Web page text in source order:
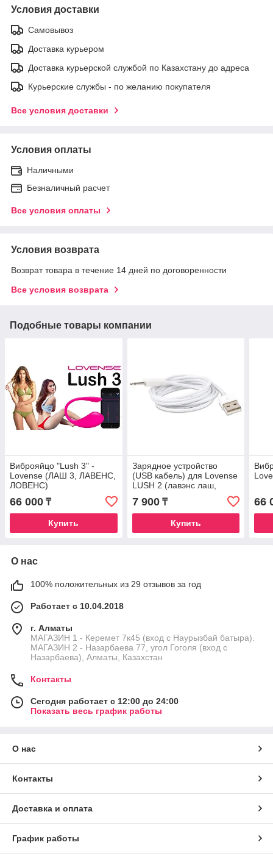
Условия доставки
Самовывоз
Доставка курьером
Доставка курьерской службой по Казахстану до адреса
Курьерские службы - по желанию покупателя
Все условия доставки
Условия оплаты
Наличными
Безналичный расчет
Все условия оплаты
Условия возврата
Возврат товара в течение 14 дней по договоренности
Все условия возврата
Подобные товары компании
Виброяйцо "Lush 3" -
Lovense (ЛАШ 3, ЛАВЕНС,
ЛОВЕНС)
66 000 ₸
Купить
Зарядное устройство
(USB кабель) для Lovense
LUSH 2 (лавэнс лаш,
ловенс лаш)
7 900₸
Купить
66
О нас
100% положительных из 29 отзывов за год
Работает с 10.04.2018
г. Алматы
МАГАЗИН 1 - Керемет 7к45 (вход с Наурызбай батыра).
МАГАЗИН 2 - Назарбаева 77, угол Гоголя (вход с
Назарбаева), Алматы, Казахстан
Контакты
Сегодня работает с 12:00 до 24:00
Показать весь график работы
О нас
Контакты
Доставка и оплата
График работы